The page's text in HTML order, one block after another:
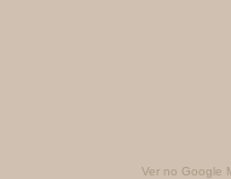
Ver no Google